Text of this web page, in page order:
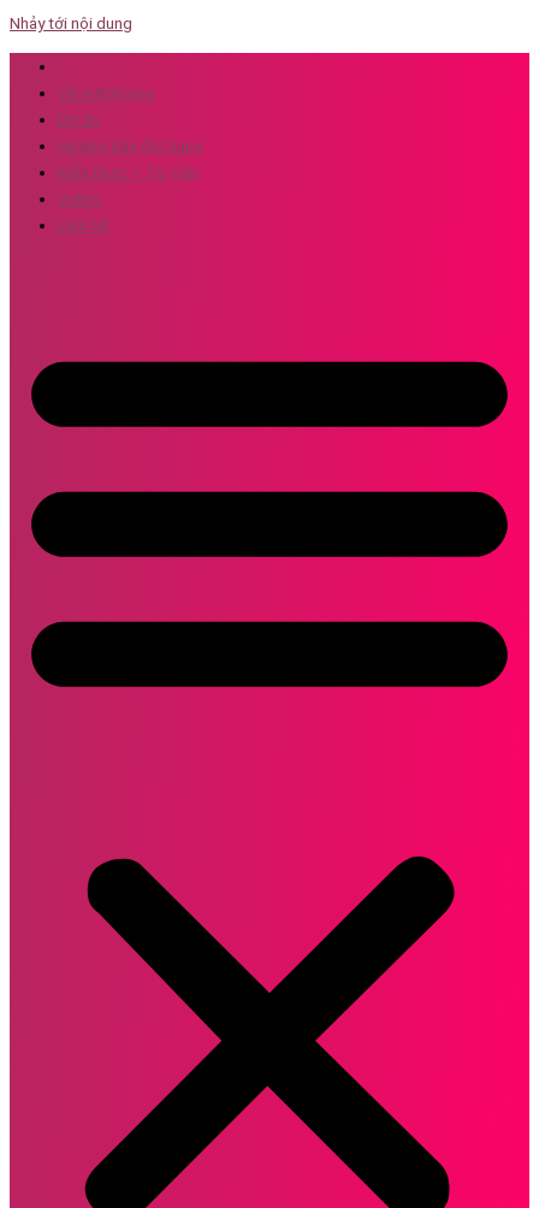
Nhảy tới nội dung
Về m90home
Dự án
Hướng dẫn đặt hàng
Kiến thức – Tư Vấn
Video
Liên hệ